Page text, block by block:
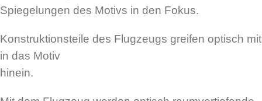
Spiegelungen des Motivs in den Fokus.
Konstruktionsteile des Flugzeugs greifen optisch mit
in das Motiv
hinein.